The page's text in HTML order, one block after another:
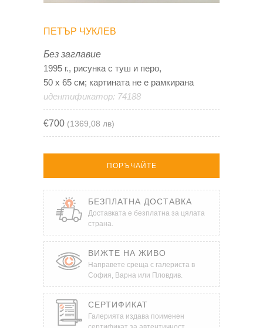
ПЕТЪР ЧУКЛЕВ
Без заглавие
1995 г., рисунка с туш и перо,
50 х 65 см; картината не е рамкирана
идентификатор: 74188
€700 (1369,08 лв)
ПОРЪЧАЙТЕ
БЕЗПЛАТНА ДОСТАВКА
Доставката е безплатна за цялата
страна.
ВИЖТЕ НА ЖИВО
Направете среща с галериста в
София, Варна или Пловдив.
СЕРТИФИКАТ
Галерията издава поименен